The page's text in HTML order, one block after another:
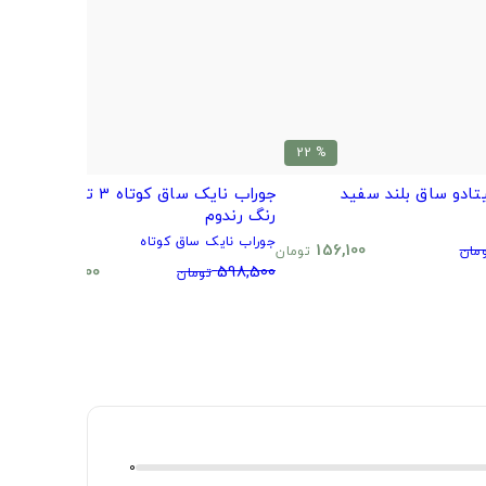
% 22
ساق بلند سفید
156,100 تومان
جوراب نایک ساق کوتاه 3 تایی طرح و
رنگ رندوم
جوراب نایک ساق کوتاه
598,500 تومان 480,500
0